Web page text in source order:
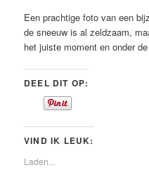
Een prachtige foto van een
de sneeuw is al zeldzaam,
het juiste moment en onder
DEEL DIT OP:
VIND IK LEUK:
Laden...